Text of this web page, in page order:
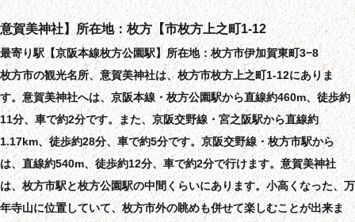
意賀美神社】所在地：枚方【市枚方上之町1-12
最寄り駅【京阪本線枚方公園駅】所在地：枚方市伊加賀東町3−8
枚方市の観光名所、意賀美神社は、枚方市枚方上之町1-12にありま
す。意賀美神社へは、京阪本線・枚方公園駅から直線約460m、徒歩約
11分、車で約2分です。また、京阪交野線・宮之阪駅から直線約
1.17km、徒歩約28分、車で約5分です。京阪交野線・枚方市駅から
は、直線約540m、徒歩約12分、車で約2分で行けます。意賀美神社
は、枚方市駅と枚方公園駅の中間くらいにあります。小高くなった、万
年寺山に位置していて、枚方市外の眺めも併せて楽しむことが出来ま